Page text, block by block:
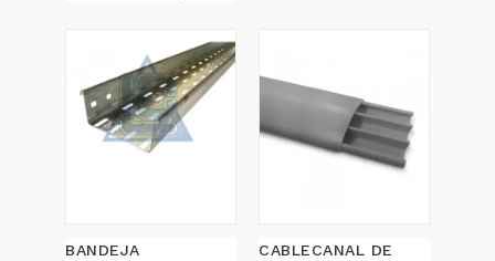
BANDEJA
CABLECANAL DE